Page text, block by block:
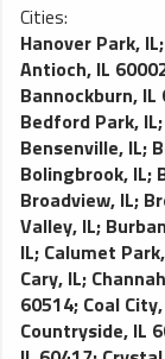
Cities:
Hanover Park, IL;
Antioch, IL
Bannockburn, IL
Bedford Park, IL;
Bensenville, IL;
Bolingbrook, IL;
Broadview, IL;
Valley, IL;
IL; Calumet
Cary, IL;
60514; Coal
Countryside, IL